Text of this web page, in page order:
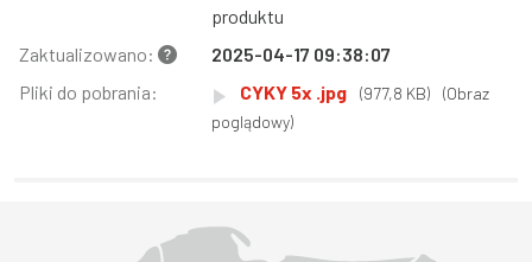
produktu
Zaktualizowano:
2025-04-17 09:38:07
Pliki do pobrania:
CYKY 5x .jpg (977,8 KB)
(Obraz
poglądowy)